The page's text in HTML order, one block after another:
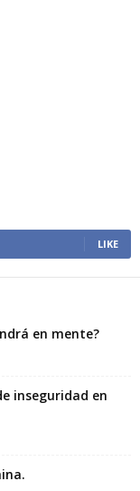
LIKE
en mente?
inseguridad en